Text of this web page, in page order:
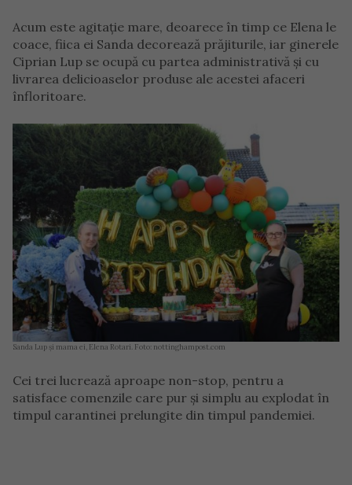
Acum este agitație mare, deoarece în timp ce Elena le
coace, fiica ei Sanda decorează prăjiturile, iar ginerele
Ciprian Lup se ocupă cu partea administrativă și cu
livrarea delicioaselor produse ale acestei afaceri
înfloritoare.
Sanda Lup și mama ei, Elena Rotari. Foto: nottinghampost.com
Cei trei lucrează aproape non-stop, pentru a
satisface comenzile care pur și simplu au explodat în
timpul carantinei prelungite din timpul pandemiei.